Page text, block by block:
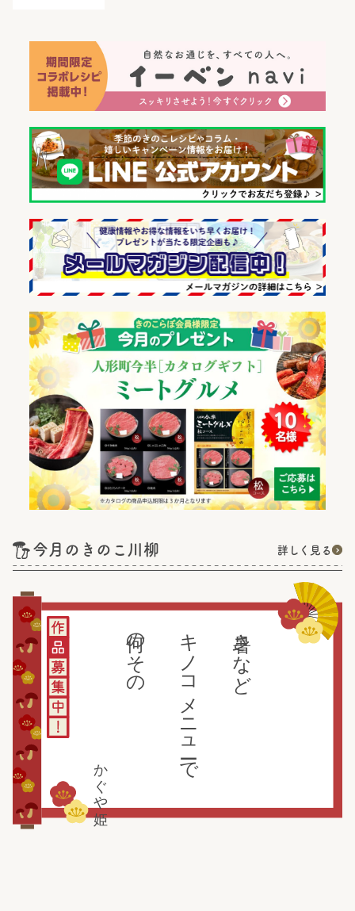
今月のきのこ川柳 詳しく見る
暑さなど
キノコメニューで
何のその
かぐや姫